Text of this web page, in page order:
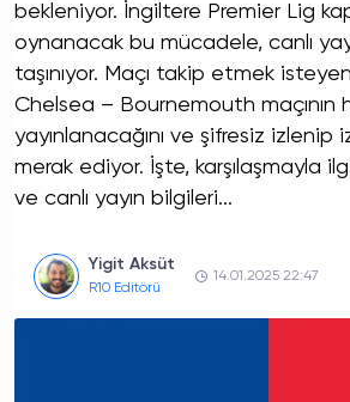
bekleniyor. İngiltere Premier Lig
oynanacak bu mücadele, canlı
taşınıyor. Maçı takip etmek
Chelsea – Bournemouth maçının
yayınlanacağını ve şifresiz
merak ediyor. İşte, karşılaşmayla
ve canlı yayın bilgileri...
Yigit Aksüt
R10 Editörü
14.01.2025 22:47